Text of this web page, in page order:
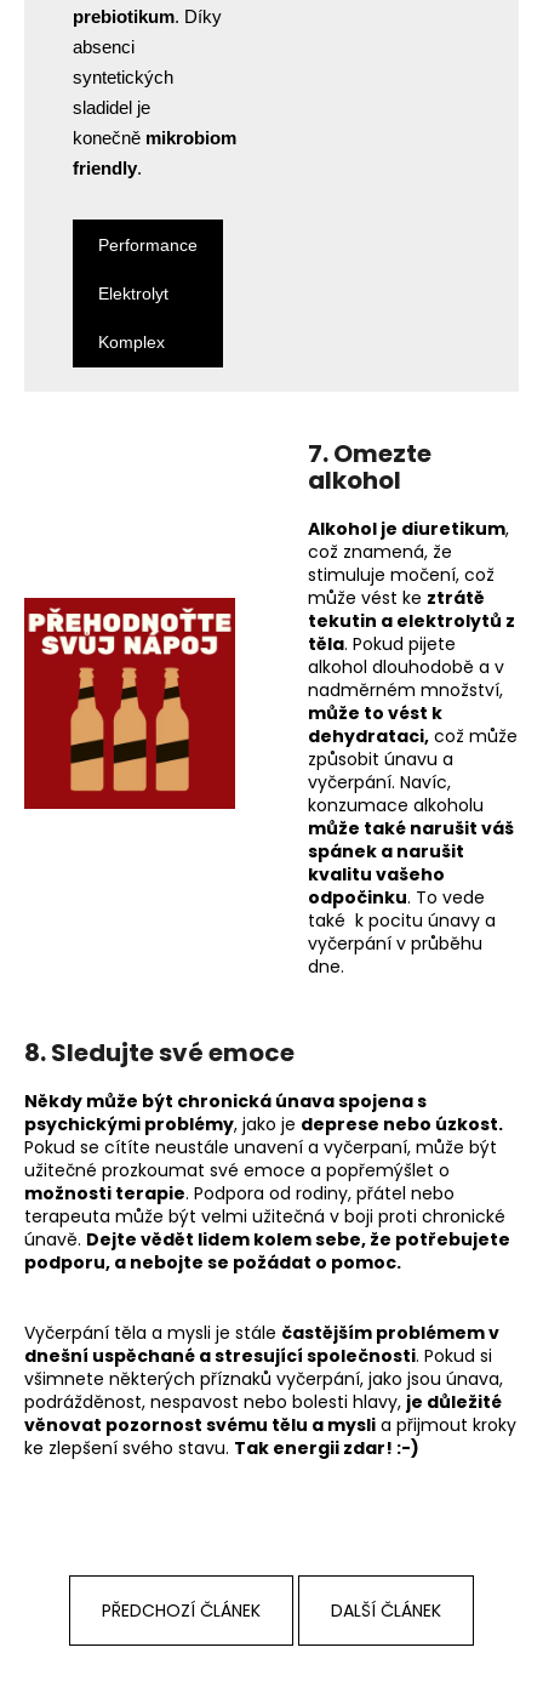
prebiotikum. Díky
absenci
syntetických
sladidel je
konečně mikrobiom
friendly.
Performance
Elektrolyt
Komplex
7. Omezte
alkohol
Alkohol je diuretikum,
což znamená, že
stimuluje močení, což
může vést ke ztrátě
tekutin a elektrolytů z
těla. Pokud pijete
alkohol dlouhodobě a v
nadměrném množství,
může to vést k
dehydrataci, což může
způsobit únavu a
vyčerpání. Navíc,
konzumace alkoholu
může také narušit váš
spánek a narušit
kvalitu vašeho
odpočinku. To vede
také k pocitu únavy a
vyčerpání v průběhu
dne.
8. Sledujte své emoce
Někdy může být chronická únava spojena s
psychickými problémy, jako je deprese nebo úzkost.
Pokud se cítíte neustále unavení a vyčerpaní, může být
užitečné prozkoumat své emoce a popřemýšlet o
možnosti terapie. Podpora od rodiny, přátel nebo
terapeuta může být velmi užitečná v boji proti chronické
únavě. Dejte vědět lidem kolem sebe, že potřebujete
podporu, a nebojte se požádat o pomoc.
Vyčerpání těla a mysli je stále častějším problémem v
dnešní uspěchané a stresující společnosti. Pokud si
všimnete některých příznaků vyčerpání, jako jsou únava,
podrážděnost, nespavost nebo bolesti hlavy, je důležité
věnovat pozornost svému tělu a mysli a přijmout kroky
ke zlepšení svého stavu. Tak energii zdar! :-)
PŘEDCHOZÍ ČLÁNEK DALŠÍ ČLÁNEK